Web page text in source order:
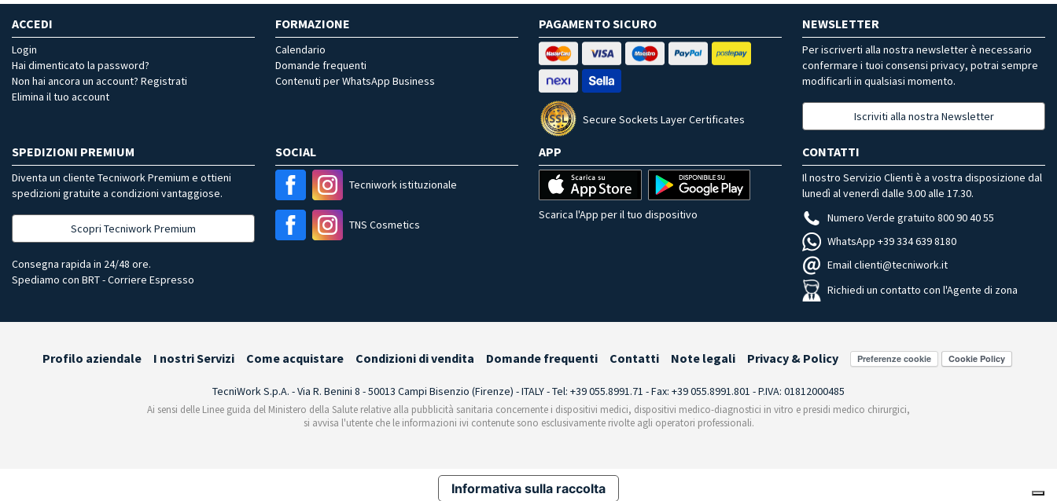
ACCEDI
Login
Hai dimenticato la password?
Non hai ancora un account? Registrati
Elimina il tuo account
FORMAZIONE
Calendario
Domande frequenti
Contenuti per WhatsApp Business
PAGAMENTO SICURO
Secure Sockets Layer Certificates
NEWSLETTER
Per iscriverti alla nostra newsletter è necessario
confermare i tuoi consensi privacy, potrai sempre
modificarli in qualsiasi momento.
Iscriviti alla nostra Newsletter
SPEDIZIONI PREMIUM
Diventa un cliente Tecniwork Premium e ottieni
spedizioni gratuite a condizioni vantaggiose.
Scopri Tecniwork Premium
Consegna rapida in 24/48 ore.
Spediamo con BRT - Corriere Espresso
SOCIAL
Tecniwork istituzionale
TNS Cosmetics
APP
Scarica l'App per il tuo dispositivo
CONTATTI
Il nostro Servizio Clienti è a vostra disposizione dal
lunedì al venerdì dalle 9.00 alle 17.30.
Numero Verde gratuito 800 90 40 55
WhatsApp +39 334 639 8180
Email clienti@tecniwork.it
Richiedi un contatto con l'Agente di zona
Profilo aziendale I nostri Servizi Come acquistare Condizioni di vendita Domande frequenti Contatti Note legali Privacy & Policy Preferenze cookie
TecniWork S.p.A. - Via R. Benini 8 - 50013 Campi Bisenzio (Firenze) - ITALY - Tel: +39 055.8991.71 - Fax: +39 055.8991.801 - P.IVA: 01812000485
Ai sensi delle Linee guida del Ministero della Salute relative alla pubblicità sanitaria concernente i dispositivi medici, dispositivi medico-diagnostici in vitro e presidi medico chirurgici,
si avvisa l'utente che le informazioni ivi contenute sono esclusivamente rivolte agli operatori professionali.
Informativa sulla raccolta